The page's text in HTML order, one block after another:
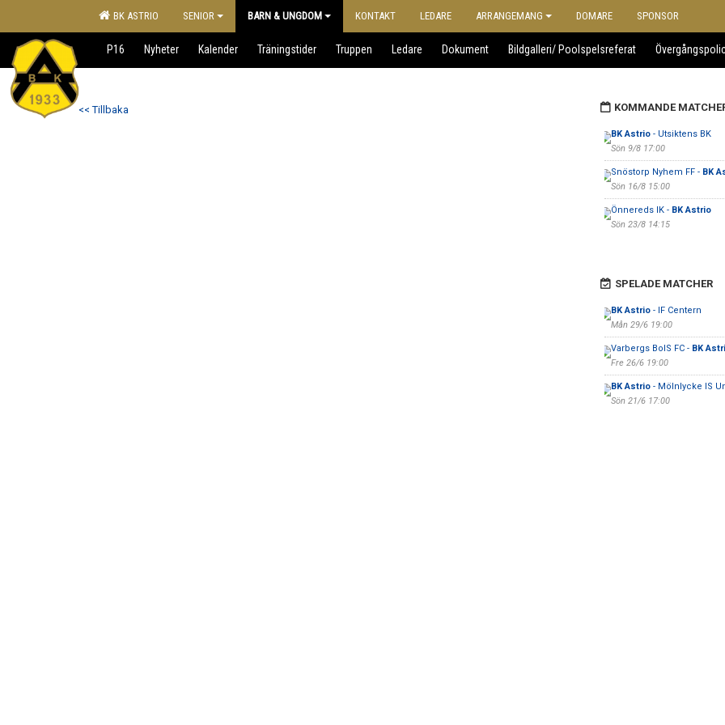
BK ASTRIO SENIOR BARN & UNGDOM KONTAKT LEDARE ARRANGEMANG DOMARE SPONSOR
P16 Nyheter Kalender Träningstider Truppen Ledare Dokument Bildgalleri/ Poolspelsreferat
<< Tillbaka KOMMANDE
BK Astrio- Utsiktens BK
Sön 9/8 17:00
Snöstorp Nyhem FF - BK
Sön 16/8 15:00
Önnereds IK - BK Astrio
Sön 23/8 14:15
SPELADE MATCHER
BK Astrio- IF Centern
Mån 29/6 19:00
Varbergs BoIS FC - BK
Fre 26/6 19:00
BK Astrio- Mölnlycke IS
Sön 21/6 17:00